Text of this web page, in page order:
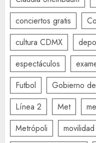
conciertos gratis
cultura CDMX
espectáculos
Futbol
Gobierno
Línea 2
Met
Metrópoli
movilidad